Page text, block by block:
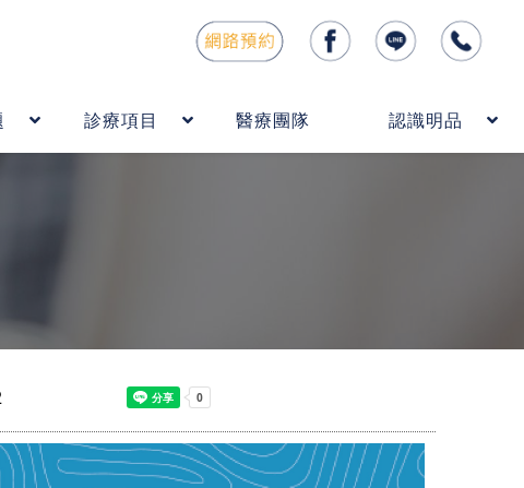
診療項目 醫療團隊 認識明品